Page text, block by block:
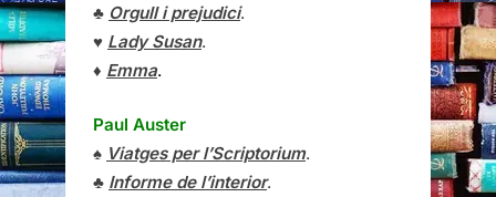
♣ Orgull i prejudici.
♥ Lady Susan.
♦ Emma.
Paul Auster
♠ Viatges per l’Scriptorium.
♣ Informe de l’interior.